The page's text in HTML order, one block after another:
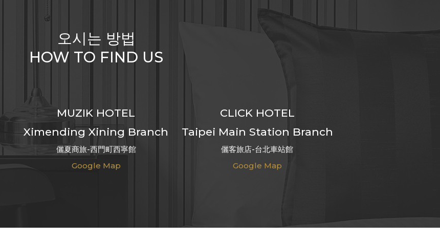
오시는 방법
HOW TO FIND US
MUZIK HOTEL
Ximending Xining Branch
儷夏商旅-西門町西寧館
Google Map
CLICK HOTEL
Taipei Main Station Branch
儷客旅店-台北車站館
Google Map